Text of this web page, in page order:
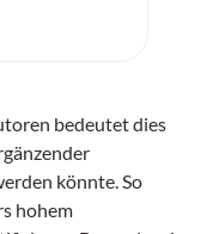
bedeutet dies
könnte. So
hohem